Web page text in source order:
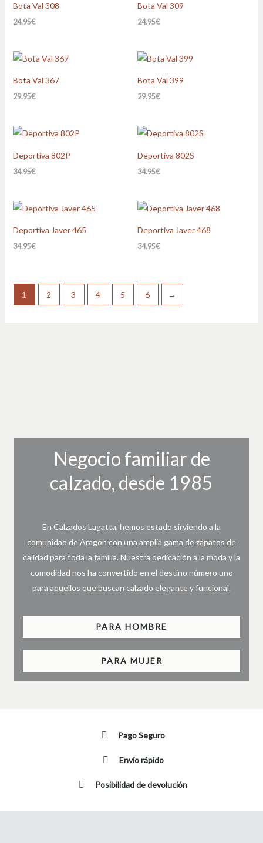
Bota Val 308
24.95€
Bota Val 309
24.95€
Bota Val 367
29.95€
Bota Val 399
29.95€
Deportiva 802P
34.95€
Deportiva 802S
34.95€
Deportiva Javer 465
34.95€
Deportiva Javer 468
34.95€
1 2 3 4 5 6 →
Negocio familiar de
calzado, desde 1985
En Calzados Lagatta, hemos estado sirviendo a la
comunidad de Aragón con una amplia gama de zapatos de
calidad para toda la familia. Nuestra dedicación a la moda y la
comodidad nos ha convertido en el destino número uno
para aquellos que buscan calzado elegante y funcional.
PARA HOMBRE
PARA MUJER
Pago Seguro
Envío rápido
Posibilidad de devolución